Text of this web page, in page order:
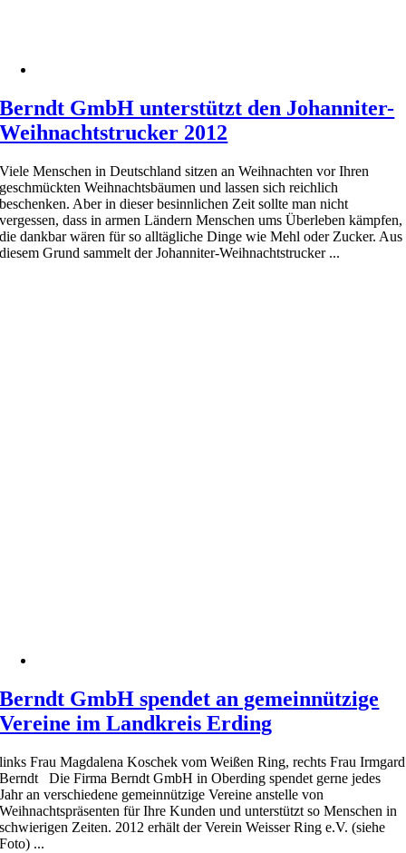
Berndt GmbH unterstützt den Johanniter-
Weihnachtstrucker 2012
Viele Menschen in Deutschland sitzen an Weihnachten vor Ihren
geschmückten Weihnachtsbäumen und lassen sich reichlich
beschenken. Aber in dieser besinnlichen Zeit sollte man nicht
vergessen, dass in armen Ländern Menschen ums Überleben kämpfen,
die dankbar wären für so alltägliche Dinge wie Mehl oder Zucker. Aus
diesem Grund sammelt der Johanniter-Weihnachtstrucker ...
Berndt GmbH spendet an gemeinnützige
Vereine im Landkreis Erding
links Frau Magdalena Koschek vom Weißen Ring, rechts Frau Irmgard
Berndt Die Firma Berndt GmbH in Oberding spendet gerne jedes
Jahr an verschiedene gemeinnützige Vereine anstelle von
Weihnachtspräsenten für Ihre Kunden und unterstützt so Menschen in
schwierigen Zeiten. 2012 erhält der Verein Weisser Ring e.V. (siehe
Foto) ...